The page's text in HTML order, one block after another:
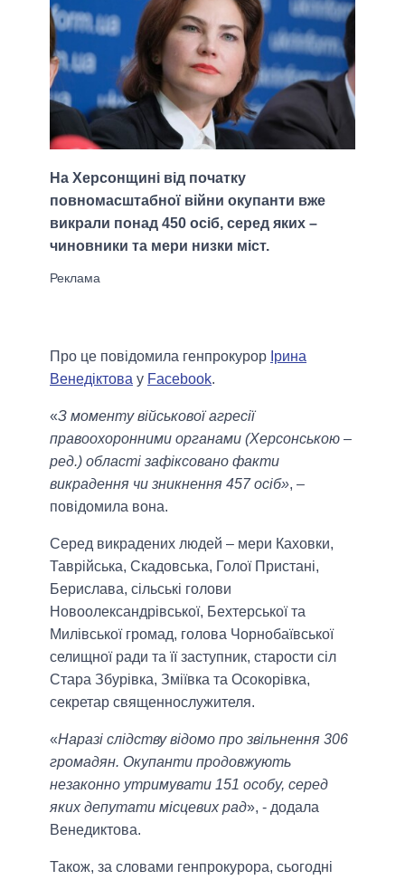
На Херсонщині від початку
повномасштабної війни окупанти вже
викрали понад 450 осіб, серед яких –
чиновники та мери низки міст.
Про це повідомила генпрокурор Ірина
Венедіктова у Facebook.
«З моменту військової агресії
правоохоронними органами (Херсонською –
ред.) області зафіксовано факти
викрадення чи зникнення 457 осіб», –
повідомила вона.
Серед викрадених людей – мери Каховки,
Таврійська, Скадовська, Голої Пристані,
Берислава, сільські голови
Новоолександрівської, Бехтерської та
Милівської громад, голова Чорнобаївської
селищної ради та її заступник, старости сіл
Стара Збурівка, Зміївка та Осокорівка,
секретар священнослужителя.
«Наразі слідству відомо про звільнення 306
громадян. Окупанти продовжують
незаконно утримувати 151 особу, серед
яких депутати місцевих рад», - додала
Венедиктова.
Також, за словами генпрокурора, сьогодні